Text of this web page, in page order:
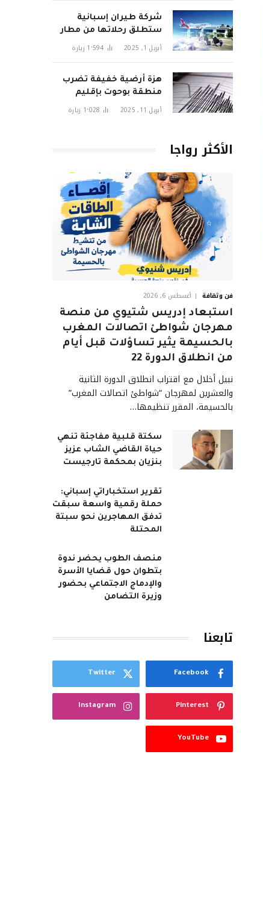
شركة طيران إسبانية
ستطلق رحلاتها من مطار
تطوان سانية الرمل قريبا
أبريل 1, 2025 1٬594 زيارة
هزة أرضية خفيفة تضرب
منطقة بوحوت بإقليم
الحسيمة وتثير قلق
أبريل 11, 2025 1٬028 زيارة
الأكثر رواجا
فن وثقافة
أغسطس 6, 2026
استبعاد إدريس شتيوي من منصة
مهرجان شواطئ اتصالات المغرب
بالحسيمة يثير تساؤلات قبل أيام
من انطلاق الدورة 22
نبيل أخلال مع اقتراب انطلاق الدورة الثانية
والعشرين لمهرجان “شواطئ اتصالات المغرب”
بالحسيمة، المقرر تنظيمها…
سكتة قلبية مفاجئة تنهي
حياة القاضي الشاب عزيز
بنزيان بمحكمة تارجيست
تقرير استخباراتي إسباني:
حملة رقمية واسعة سبقت
تدفق المهاجرين نحو سبتة
المحتلة
منصف الطوب يحضر ندوة
بتطوان حول قضايا الأسرة
والإدماج الاجتماعي بحضور
وزيرة التضامن
تابعنا
Facebook
Twitter
Pinterest
Instagram
YouTube